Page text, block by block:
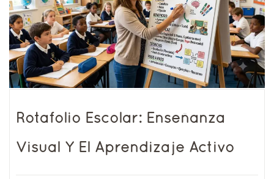
Rotafolio Escolar: Enseñanza
Visual Y El Aprendizaje Activo